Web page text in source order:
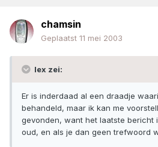
chamsin
Geplaatst 11 mei 2003
lex zei:
Er is inderdaad al een draadje
behandeld, maar ik kan me
gevonden, want het laatste bericht
oud, en als je dan geen trefwoord